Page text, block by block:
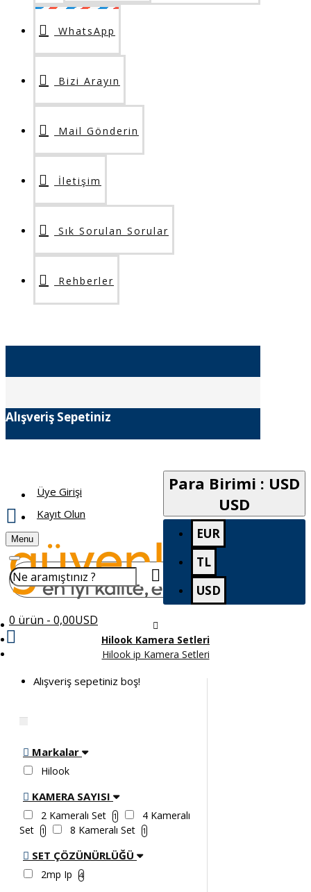
WhatsApp
Bizi Arayın
Mail Gönderin
İletişim
Sık Sorulan Sorular
Rehberler
Alışveriş Sepetiniz
Üye Girişi
Kayıt Olun
Para Birimi : USD
USD
EUR
TL
USD
Menu
0 ürün - 0,00USD
Alışveriş sepetiniz boş!
Hilook Kamera Setleri
Hilook ip Kamera Setleri
Markalar
Hilook
KAMERA SAYISI
2 Kameralı Set 1
4 Kameralı
Set
1 8 Kameralı Set 1
SET ÇÖZÜNÜRLÜĞÜ
2mp Ip 4